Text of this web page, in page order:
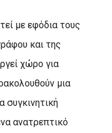
με εφόδια τους
και της
χώρο για
μια
συγκινητική
ανατρεπτικό